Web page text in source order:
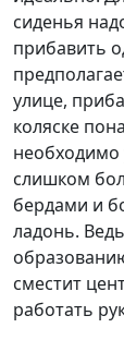
сиденья
прибавить
улице,
коляске
необходимо
слишком
бердами и
ладонь.
сместит
работать